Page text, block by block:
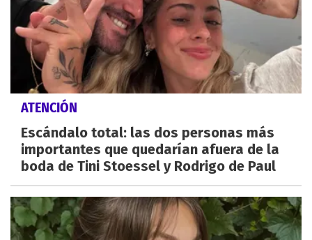
ATENCIÓN
Escándalo total: las dos personas más
importantes que quedarían afuera de la
boda de Tini Stoessel y Rodrigo de Paul